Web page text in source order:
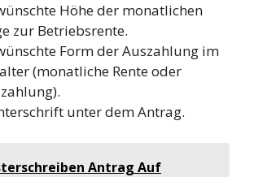
Höhe der monatlichen
zur Betriebsrente.
Form der Auszahlung im
(monatliche Rente oder
unter dem Antrag.
Antrag Auf